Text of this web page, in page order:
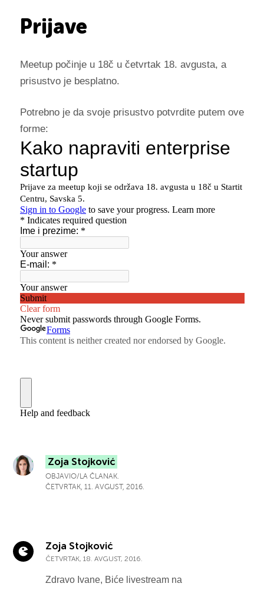
Prijave
Meetup počinje u 18č u četvrtak 18. avgusta, a
prisustvo je besplatno.
Potrebno je da svoje prisustvo potvrdite putem ove
forme:
Zoja Stojković
OBJAVIO/LA ČLANAK.
ČETVRTAK, 11. AVGUST, 2016.
Zoja Stojković
ČETVRTAK, 18. AVGUST, 2016.
Zdravo Ivane, Biće livestream na